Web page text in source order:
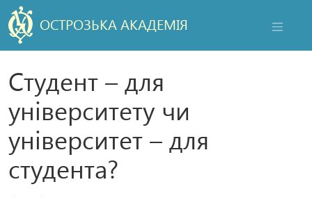
ОСТРОЗЬКА АКАДЕМІЯ
Студент – для
університету чи
університет – для
студента?